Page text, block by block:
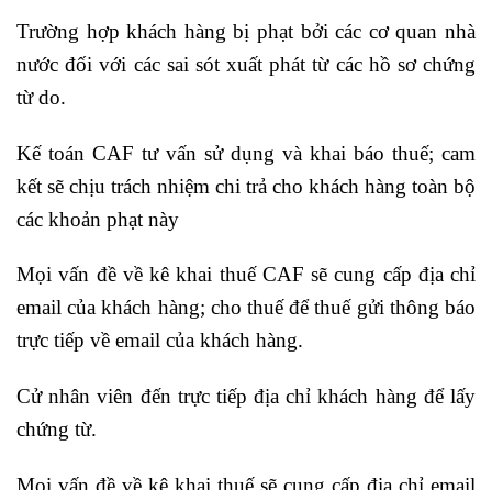
Trường hợp khách hàng bị phạt bởi các cơ quan nhà
nước đối với các sai sót xuất phát từ các hồ sơ chứng
từ do.
Kế toán CAF tư vấn sử dụng và khai báo thuế; cam
kết sẽ chịu trách nhiệm chi trả cho khách hàng toàn bộ
các khoản phạt này
Mọi vấn đề về kê khai thuế CAF sẽ cung cấp địa chỉ
email của khách hàng; cho thuế để thuế gửi thông báo
trực tiếp về email của khách hàng.
Cử nhân viên đến trực tiếp địa chỉ khách hàng để lấy
chứng từ.
Mọi vấn đề về kê khai thuế sẽ cung cấp địa chỉ email